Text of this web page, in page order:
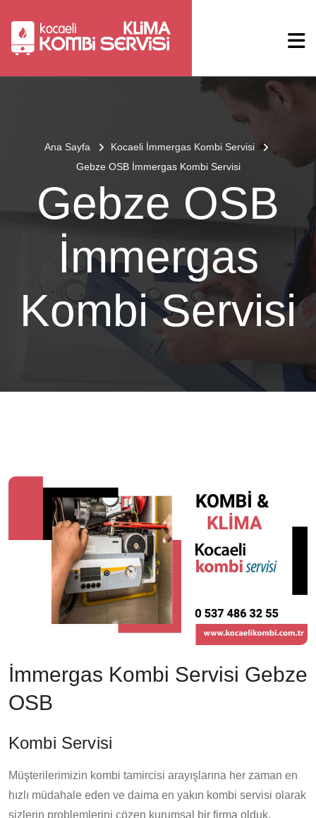
Ana Sayfa
Kocaeli İmmergas Kombi Servisi
Gebze OSB İmmergas Kombi Servisi
Gebze OSB
İmmergas
Kombi Servisi
İmmergas Kombi Servisi Gebze
OSB
Kombi Servisi
Müşterilerimizin kombi tamircisi arayışlarına her zaman en
hızlı müdahale eden ve daima en yakın kombi servisi olarak
sizlerin problemlerini çözen kurumsal bir firma olduk.